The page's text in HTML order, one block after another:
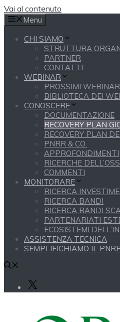
Vai al contenuto
Menu
CHI SIAMO
STRUTTURA
PARTNER
CONTATTI
WEBINAR
PROSSIMI WEBINAR
BIBLIOTECA DEI
CONOSCERE
DOCUMENTAZIONE
RECOVERY PLAN
RECOVERY PLAN
PNRR & CO.
APPROFONDIMENTI
RICERCHE
COMMENTI
MONITORARE
RICERCA
RICERCA BANDI
RICERCA BANDI
PARTENARIATI
ECOSISTEMI
ASSISTENZA TECNICA
SEMPLIFICHIAMO IL